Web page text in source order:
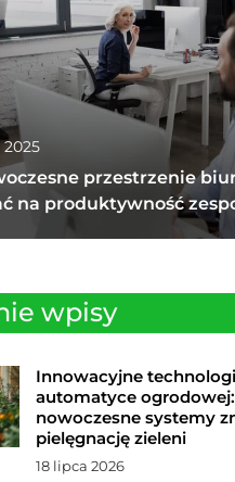
2025
przestrzenie
na produktywność
wpisy
Innowacyjne
automatyce
nowoczesne systemy
pielęgnację zieleni
18 lipca 2026